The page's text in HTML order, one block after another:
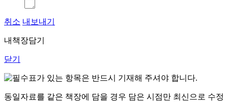
취소 내보내기
내책장담기
닫기
표가 있는 항목은 반드시 기재해 주셔야 합니다.
동일자료를 같은 책장에 담을 경우 담은 시점만 최신으로 수정